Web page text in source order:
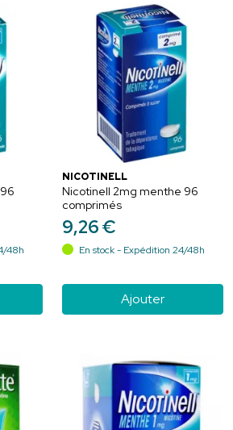
48h
NICOTINELL
Nicotinell 2mg menthe 96
comprimés
9,26€
En stock - Expédition 24/48h
Ajouter